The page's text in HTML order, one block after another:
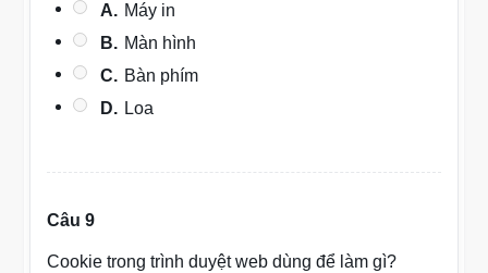
A. Máy in
B. Màn hình
C. Bàn phím
D. Loa
Câu 9
Cookie trong trình duyệt web dùng để làm gì?